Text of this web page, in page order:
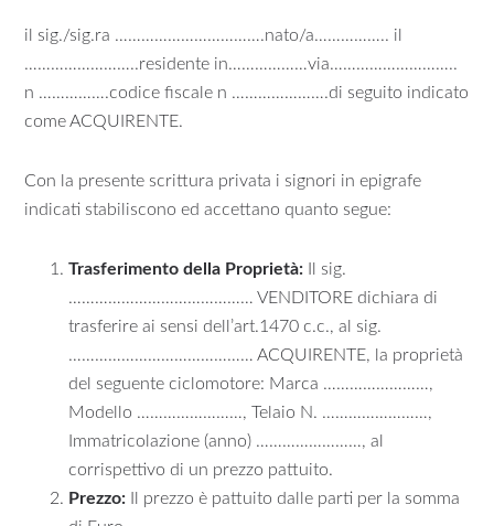
il sig./sig.ra …………………………….nato/a…………….. il
……………………..residente in………………via………………………..
n …………….codice fiscale n ………………….di seguito indicato
come ACQUIRENTE.
Con la presente scrittura privata i signori in epigrafe
indicati stabiliscono ed accettano quanto segue:
Trasferimento della Proprietà: Il sig.
…………………………………… VENDITORE dichiara di
trasferire ai sensi dell’art.1470 c.c., al sig.
…………………………………… ACQUIRENTE, la proprietà
del seguente ciclomotore: Marca ……………………,
Modello ……………………, Telaio N. ……………………,
Immatricolazione (anno) ……………………, al
corrispettivo di un prezzo pattuito.
Prezzo: Il prezzo è pattuito dalle parti per la somma